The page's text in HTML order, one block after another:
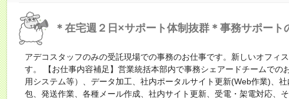
＊在宅週２日×サポート体制抜群＊事務サポート
アデコスタッフのみの受託現場での事務のお仕事です。新しいオフィ
す。 【お仕事内容補足】営業統括本部内で事務シェアードチームでの
用システム等）、データ加工、社内ポータルサイト更新(Web作業)、
包、発送作業、各種メール作成、社内サイト更新、受電・架電対応、